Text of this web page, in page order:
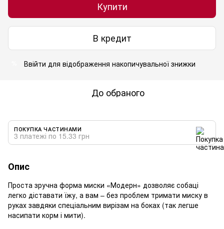
Купити
В кредит
Ввійти для відображення накопичувальної знижки
До обраного
ПОКУПКА ЧАСТИНАМИ
3 платежі по 15.33 грн
Опис
Проста зручна форма миски «Модерн» дозволяє собаці
легко діставати їжу, а вам – без проблем тримати миску в
руках завдяки спеціальним вирізам на боках (так легше
насипати корм і мити).